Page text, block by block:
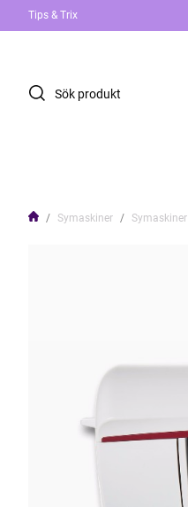
Tips & Trix
Symaskiner Symaskiner